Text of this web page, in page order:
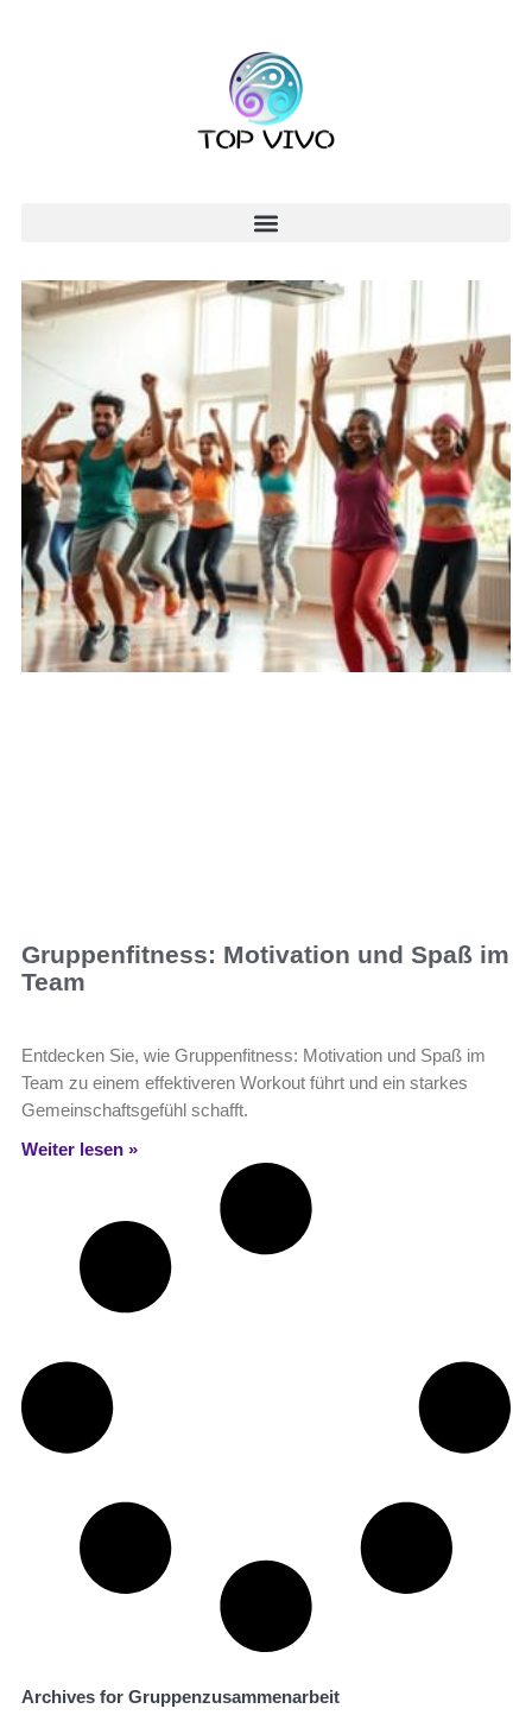
Gruppenfitness: Motivation und Spaß im
Team
Entdecken Sie, wie Gruppenfitness: Motivation und Spaß im
Team zu einem effektiveren Workout führt und ein starkes
Gemeinschaftsgefühl schafft.
Weiter lesen »
Archives for Gruppenzusammenarbeit